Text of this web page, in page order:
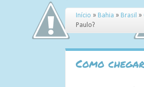
Início » Bahia » Brasil »
Paulo?
Como